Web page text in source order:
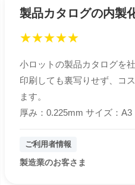
製品カタログの内製
★★★★★
小ロットの製品カタログを
印刷しても裏写りせず、コ
ます。
厚み：0.225mm サイズ：A3
ご利用者情報
製造業のお客さま